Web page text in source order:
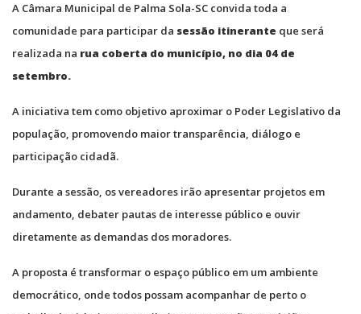
A Câmara Municipal de Palma Sola-SC convida toda a
comunidade para participar da sessão itinerante que será
realizada na rua coberta do município, no dia 04 de
setembro.
A iniciativa tem como objetivo aproximar o Poder Legislativo da
população, promovendo maior transparência, diálogo e
participação cidadã.
Durante a sessão, os vereadores irão apresentar projetos em
andamento, debater pautas de interesse público e ouvir
diretamente as demandas dos moradores.
A proposta é transformar o espaço público em um ambiente
democrático, onde todos possam acompanhar de perto o